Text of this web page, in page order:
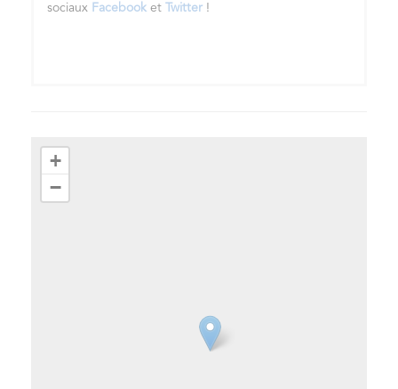
sociaux Facebook et Twitter !
+
−